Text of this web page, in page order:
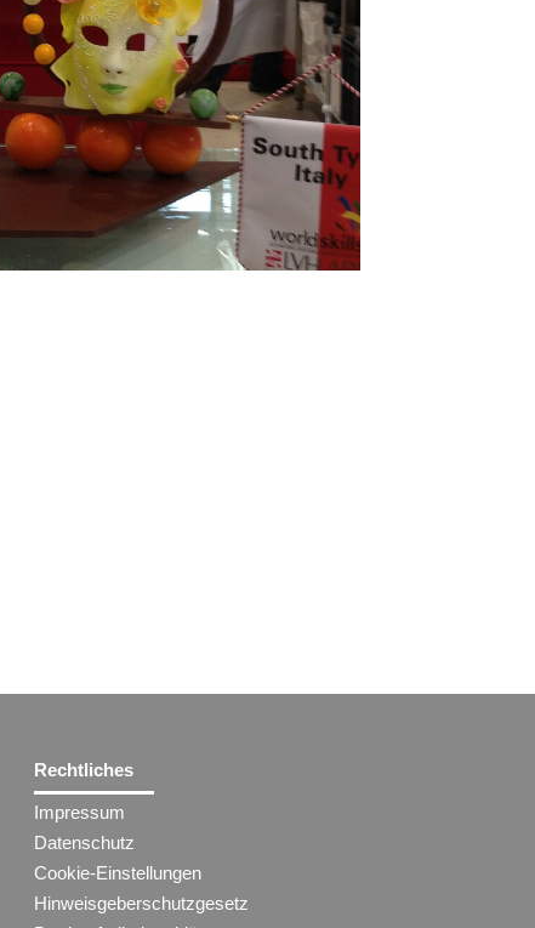
Rechtliches
Impressum
Datenschutz
Cookie-Einstellungen
Hinweisgeberschutzgesetz